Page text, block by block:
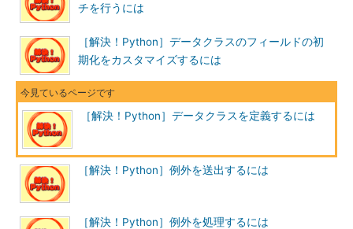
チを行うには
［解決！Python］データクラスのフィールドの初
期化をカスタマイズするには
［解決！Python］データクラスを定義するには
［解決！Python］例外を送出するには
［解決！Python］例外を処理するには